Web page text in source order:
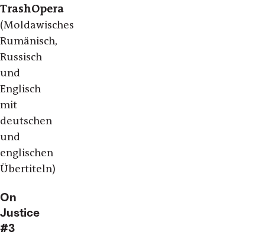
TrashOpera
(Moldawisches
Rumänisch,
Russisch
und
Englisch
mit
deutschen
und
englischen
Übertiteln)
On
Justice
#3